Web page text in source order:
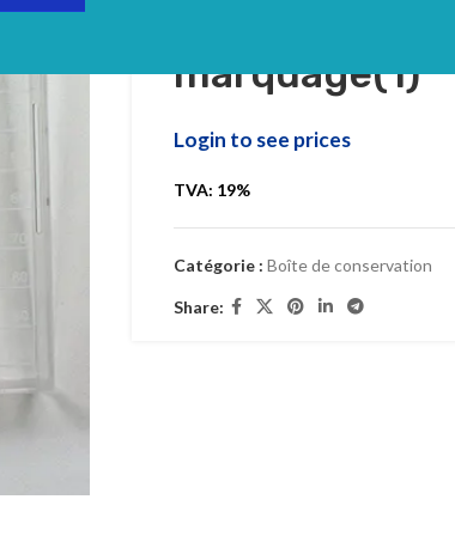
couvercle
marquage(1)
Login to see prices
TVA: 19%
Catégorie : Boîte de conservation
Share: